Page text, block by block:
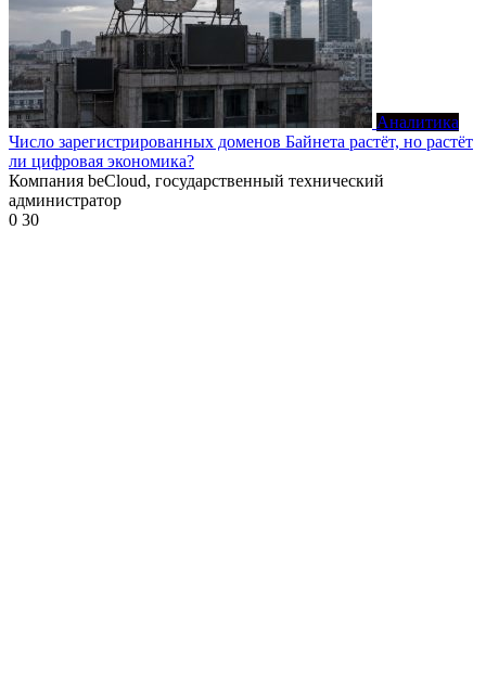
Аналитика
Число зарегистрированных доменов Байнета растёт, но растёт
ли цифровая экономика?
Компания beCloud, государственный технический
администратор
0 30